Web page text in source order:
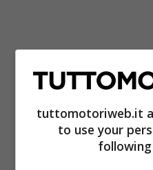
Il centauro della
tuttomotoriweb.it
to use your